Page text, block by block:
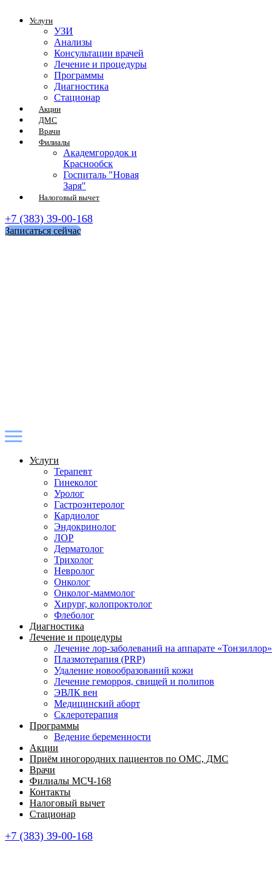
Услуги
УЗИ
Анализы
Консультации врачей
Лечение и процедуры
Программы
Диагностика
Стационар
Акции
ДМС
Врачи
Филиалы
Академгородок и
Краснообск
Госпиталь "Новая
Заря"
Налоговый вычет
+7 (383) 39-00-168
Записаться сейчас
Услуги
Терапевт
Гинеколог
Уролог
Гастроэнтеролог
Кардиолог
Эндокринолог
ЛОР
Дерматолог
Трихолог
Невролог
Онколог
Онколог-маммолог
Хирург, колопроктолог
Флеболог
Диагностика
Лечение и процедуры
Лечение лор-заболеваний на аппарате «Тонзиллор»
Плазмотерапия (PRP)
Удаление новообразований кожи
Лечение геморроя, свищей и полипов
ЭВЛК вен
Медицинский аборт
Склеротерапия
Программы
Ведение беременности
Акции
Приём иногородних пациентов по ОМС, ДМС
Врачи
Филиалы МСЧ-168
Контакты
Налоговый вычет
Стационар
+7 (383) 39-00-168